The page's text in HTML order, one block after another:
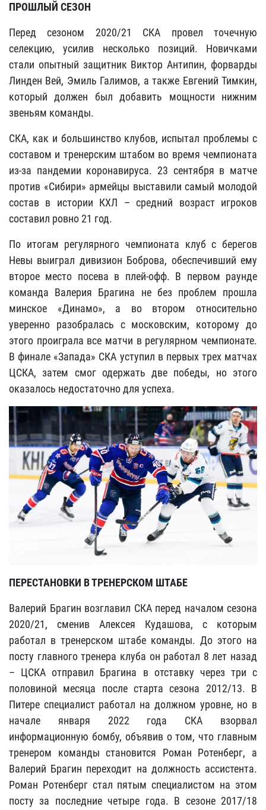
ПРОШЛЫЙ СЕЗОН
Перед сезоном 2020/21 СКА провел точечную
селекцию, усилив несколько позиций. Новичками
стали опытный защитник Виктор Антипин, форварды
Линден Вей, Эмиль Галимов, а также Евгений Тимкин,
который должен был добавить мощности нижним
звеньям команды.
СКА, как и большинство клубов, испытал проблемы с
составом и тренерским штабом во время чемпионата
из-за пандемии коронавируса. 23 сентября в матче
против «Сибири» армейцы выставили самый молодой
состав в истории КХЛ – средний возраст игроков
составил ровно 21 год.
По итогам регулярного чемпионата клуб с берегов
Невы выиграл дивизион Боброва, обеспечивший ему
второе место посева в плей-офф. В первом раунде
команда Валерия Брагина не без проблем прошла
минское «Динамо», а во втором относительно
уверенно разобралась с московским, которому до
этого проиграла все матчи в регулярном чемпионате.
В финале «Запада» СКА уступил в первых трех матчах
ЦСКА, затем смог одержать две победы, но этого
оказалось недостаточно для успеха.
ПЕРЕСТАНОВКИ В ТРЕНЕРСКОМ ШТАБЕ
Валерий Брагин возглавил СКА перед началом сезона
2020/21, сменив Алексея Кудашова, с которым
работал в тренерском штабе команды. До этого на
посту главного тренера клуба он работал 8 лет назад
– ЦСКА отправил Брагина в отставку через три с
половиной месяца после старта сезона 2012/13. В
Питере специалист работал на должном уровне, но в
начале января 2022 года СКА взорвал
информационную бомбу, объявив о том, что главным
тренером команды становится Роман Ротенберг, а
Валерий Брагин переходит на должность ассистента.
Роман Ротенберг стал пятым специалистом на этом
посту за последние четыре года. В сезоне 2017/18